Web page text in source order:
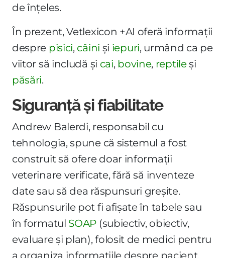
de înțeles.
În prezent, Vetlexicon +AI oferă informații
despre pisici, câini și iepuri, urmând ca pe
viitor să includă și cai, bovine, reptileși
păsări.
Siguranță și fiabilitate
Andrew Balerdi, responsabil cu
tehnologia, spune că sistemul a fost
construit să ofere doar informații
veterinare verificate, fără să inventeze
date sau să dea răspunsuri greșite.
Răspunsurile pot fi afișate în tabele sau
în formatul SOAP (subiectiv, obiectiv,
evaluare și plan), folosit de medici pentru
a organiza informațiile despre pacient.